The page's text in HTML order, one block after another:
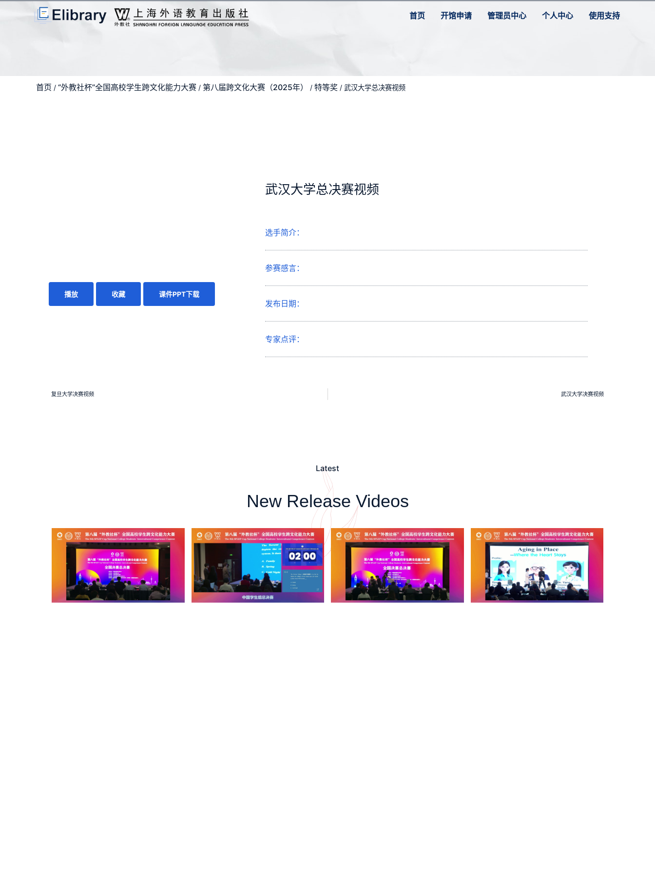
首页 开馆申请 管理员中心 个人中心 使用支持
首页 / “外教社杯”全国高校学生跨文化能力大赛 / 第八届跨文化大赛（2025年） / 特等奖 / 武汉大学总决赛视频
播放 收藏 课件PPT下载
武汉大学总决赛视频
选手简介：
参赛感言：
发布日期：
专家点评：
复旦大学决赛视频 武汉大学决赛视频
Latest
New Release Videos